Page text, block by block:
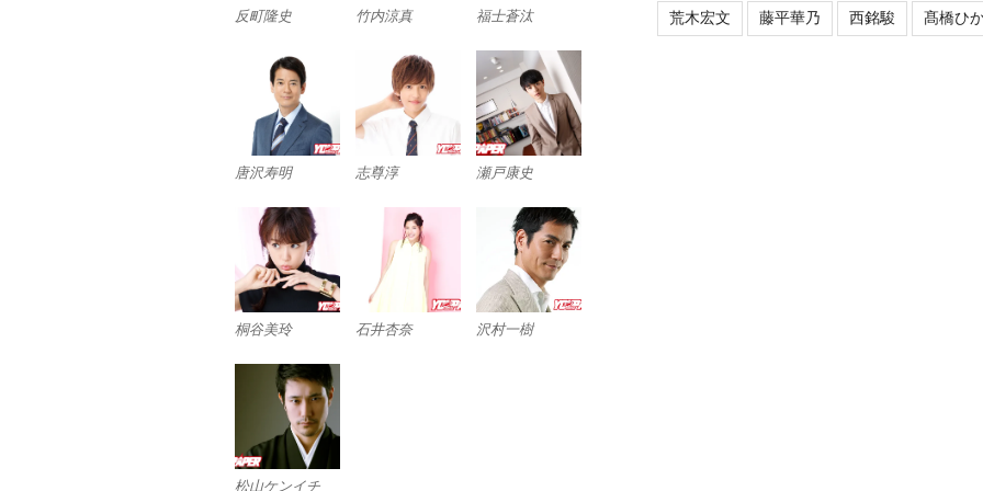
反町隆史 竹内涼真 福士蒼汰
唐沢寿明 志尊淳 瀬戸康史
桐谷美玲 石井杏奈 沢村一樹
松山ケンイチ
荒木宏文 藤平華乃 西銘駿 髙橋ひ